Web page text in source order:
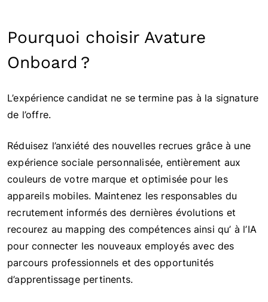
Pourquoi choisir Avature
Onboard ?
L’expérience candidat ne se termine pas à la signature
de l’offre.
Réduisez l’anxiété des nouvelles recrues grâce à une
expérience sociale personnalisée, entièrement aux
couleurs de votre marque et optimisée pour les
appareils mobiles. Maintenez les responsables du
recrutement informés des dernières évolutions et
recourez au mapping des compétences ainsi qu’ à l’IA
pour connecter les nouveaux employés avec des
parcours professionnels et des opportunités
d’apprentissage pertinents.